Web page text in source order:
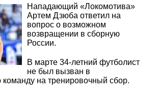
Нападающий «Локомотива»
Артем Дзюба ответил на
вопрос о возможном
возвращении в сборную
России.
В марте 34-летний футболист
не был вызван в
на тренировочный сбор.